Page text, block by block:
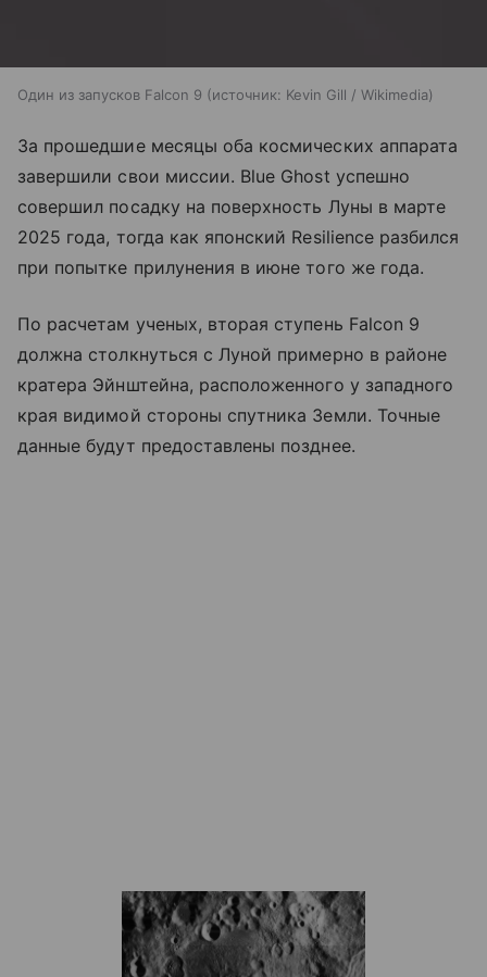
Один из запусков Falcon 9 источник: Kevin Gill / Wikimedia
За прошедшие месяцы оба космических аппарата
завершили свои миссии. Blue Ghost успешно
совершил посадку на поверхность Луны в марте
2025 года, тогда как японский Resilience разбился
при попытке прилунения в июне того же года.
По расчетам ученых, вторая ступень Falcon 9
должна столкнуться с Луной примерно в районе
кратера Эйнштейна, расположенного у западного
края видимой стороны спутника Земли. Точные
данные будут предоставлены позднее.